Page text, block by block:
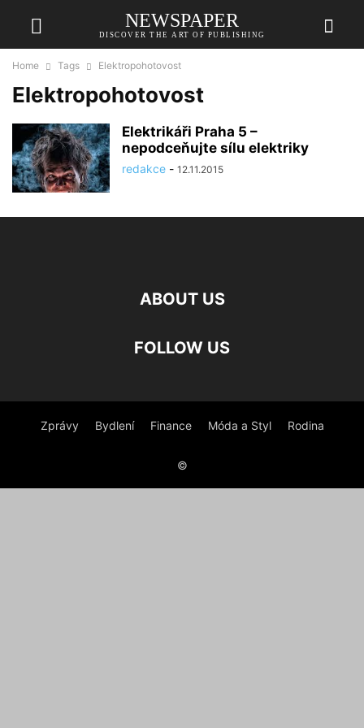
NEWSPAPER
DISCOVER THE ART OF PUBLISHING
Home Tags Elektropohotovost
Elektropohotovost
Elektrikáři Praha 5 –
nepodceňujte sílu elektriky
redakce - 12.11.2015
ABOUT US
FOLLOW US
Zprávy Bydlení Finance Móda a Styl Rodina
©